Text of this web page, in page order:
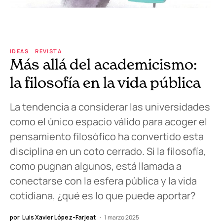
IDEAS REVISTA
Más allá del academicismo:
la filosofía en la vida pública
La tendencia a considerar las universidades
como el único espacio válido para acoger el
pensamiento filosófico ha convertido esta
disciplina en un coto cerrado. Si la filosofía,
como pugnan algunos, está llamada a
conectarse con la esfera pública y la vida
cotidiana, ¿qué es lo que puede aportar?
por Luis Xavier López-Farjeat 1 marzo 2025